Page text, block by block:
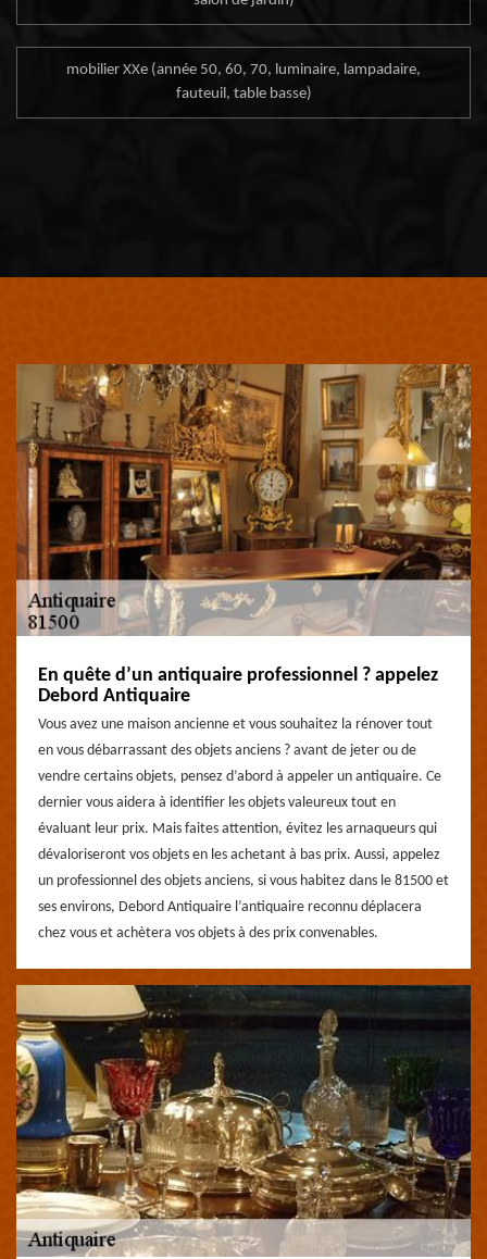
mobilier XXe (année 50, 60, 70, luminaire, lampadaire,
fauteuil, table basse)
En quête d’un antiquaire professionnel ? appelez
Debord Antiquaire
Vous avez une maison ancienne et vous souhaitez la rénover tout
en vous débarrassant des objets anciens ? avant de jeter ou de
vendre certains objets, pensez d’abord à appeler un antiquaire. Ce
dernier vous aidera à identifier les objets valeureux tout en
évaluant leur prix. Mais faites attention, évitez les arnaqueurs qui
dévaloriseront vos objets en les achetant à bas prix. Aussi, appelez
un professionnel des objets anciens, si vous habitez dans le 81500 et
ses environs, Debord Antiquaire l’antiquaire reconnu déplacera
chez vous et achètera vos objets à des prix convenables.